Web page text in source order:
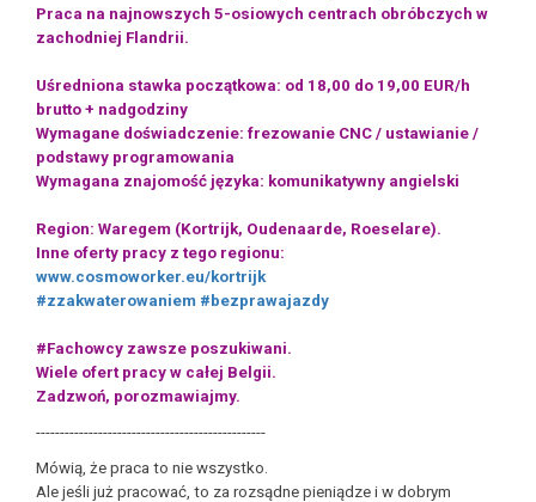
Praca na najnowszych 5-osiowych centrach obróbczych w
zachodniej Flandrii.
Uśredniona stawka początkowa: od 18,00 do 19,00 EUR/h
brutto + nadgodziny
Wymagane doświadczenie: frezowanie CNC / ustawianie /
podstawy programowania
Wymagana znajomość języka: komunikatywny angielski
Region: Waregem (Kortrijk, Oudenaarde, Roeselare).
Inne oferty pracy z tego regionu:
www.cosmoworker.eu/kortrijk
#zzakwaterowaniem #bezprawajazdy
#Fachowcy zawsze poszukiwani.
Wiele ofert pracy w całej Belgii.
Zadzwoń, porozmawiajmy.
------------------------------------------------
Mówią, że praca to nie wszystko.
Ale jeśli już pracować, to za rozsądne pieniądze i w dobrym